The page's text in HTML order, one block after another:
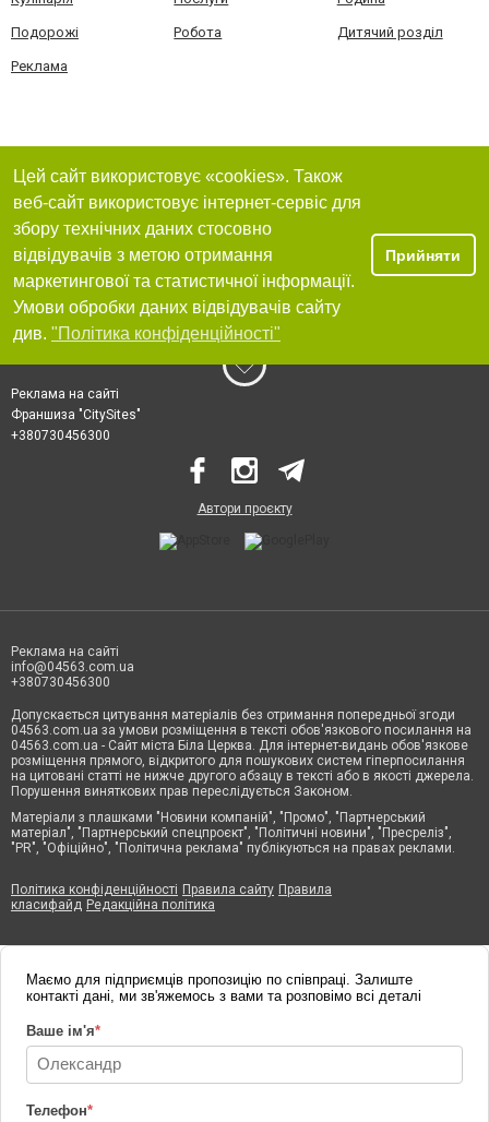
Подорожі Робота Дитячий розділ
Реклама
Цей сайт використовує «cookies». Також
веб-сайт використовує інтернет-сервіс для
збору технічних даних стосовно
відвідувачів з метою отримання
маркетингової та статистичної інформації.
Умови обробки даних відвідувачів сайту
див. "Політика конфіденційності"
Прийняти
Реклама на сайті
Франшиза "CitySites"
+380730456300
Автори проєкту
Реклама на сайті
info@04563.com.ua
+380730456300
Допускається цитування матеріалів без отримання попередньої згоди
04563.com.ua за умови розміщення в тексті обов'язкового посилання на
04563.com.ua - Сайт міста Біла Церква. Для інтернет-видань обов'язкове
розміщення прямого, відкритого для пошукових систем гіперпосилання
на цитовані статті не нижче другого абзацу в тексті або в якості джерела.
Порушення виняткових прав переслідується Законом.
Матеріали з плашками "Новини компаній", "Промо", "Партнерський
матеріал", "Партнерський спецпроєкт", "Політичні новини", "Пресреліз",
"PR", "Офіційно", "Політична реклама" публікуються на правах реклами.
Політика конфіденційності Правила сайту Правила
класифайд Редакційна політика
Маємо для підприємців пропозицію по співпраці. Залиште
контакті дані, ми зв'яжемось з вами та розповімо всі деталі
Ваше ім'я*
Телефон*